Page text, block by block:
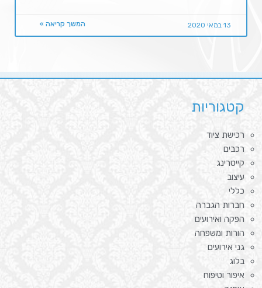
המשך קריאה » 13 במאי 2020
קטגוריות
רכישת ציוד
רכבים
קייטרינג
עיצוב
כללי
חברות הגברה
הפקה ואירועים
הורות ומשפחה
גני אירועים
בלוג
איפור וטיפוח